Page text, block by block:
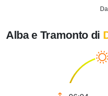
Alba e Tramonto di